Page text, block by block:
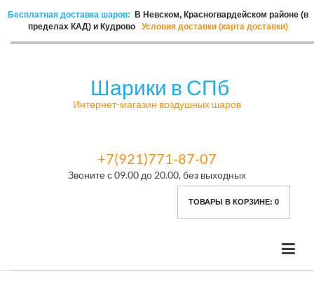
Бесплатная доставка шаров:
В Невском, Красногвардейском районе (в
пределах КАД) и Кудрово
Условия доставки (карта доставки)
Шарики в СПб
Интернет-магазин воздушных шаров
+7(921)771-87-07
Звоните с 09.00 до 20.00, без выходных
ТОВАРЫ В КОРЗИНЕ: 0